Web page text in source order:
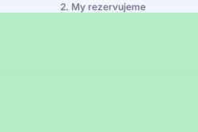
2. My rezervujeme